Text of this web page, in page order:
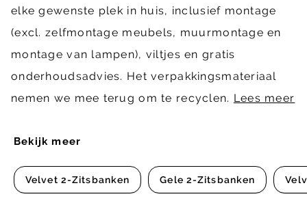
Bekijk meer
Velvet 2-Zitsbanken Gele 2-Zitsbanken
elke gewenste plek in huis, inclusief montage
(excl. zelfmontage meubels, muurmontage en
montage van lampen), viltjes en gratis
onderhoudsadvies. Het verpakkingsmateriaal
nemen we mee terug om te recyclen. Lees meer